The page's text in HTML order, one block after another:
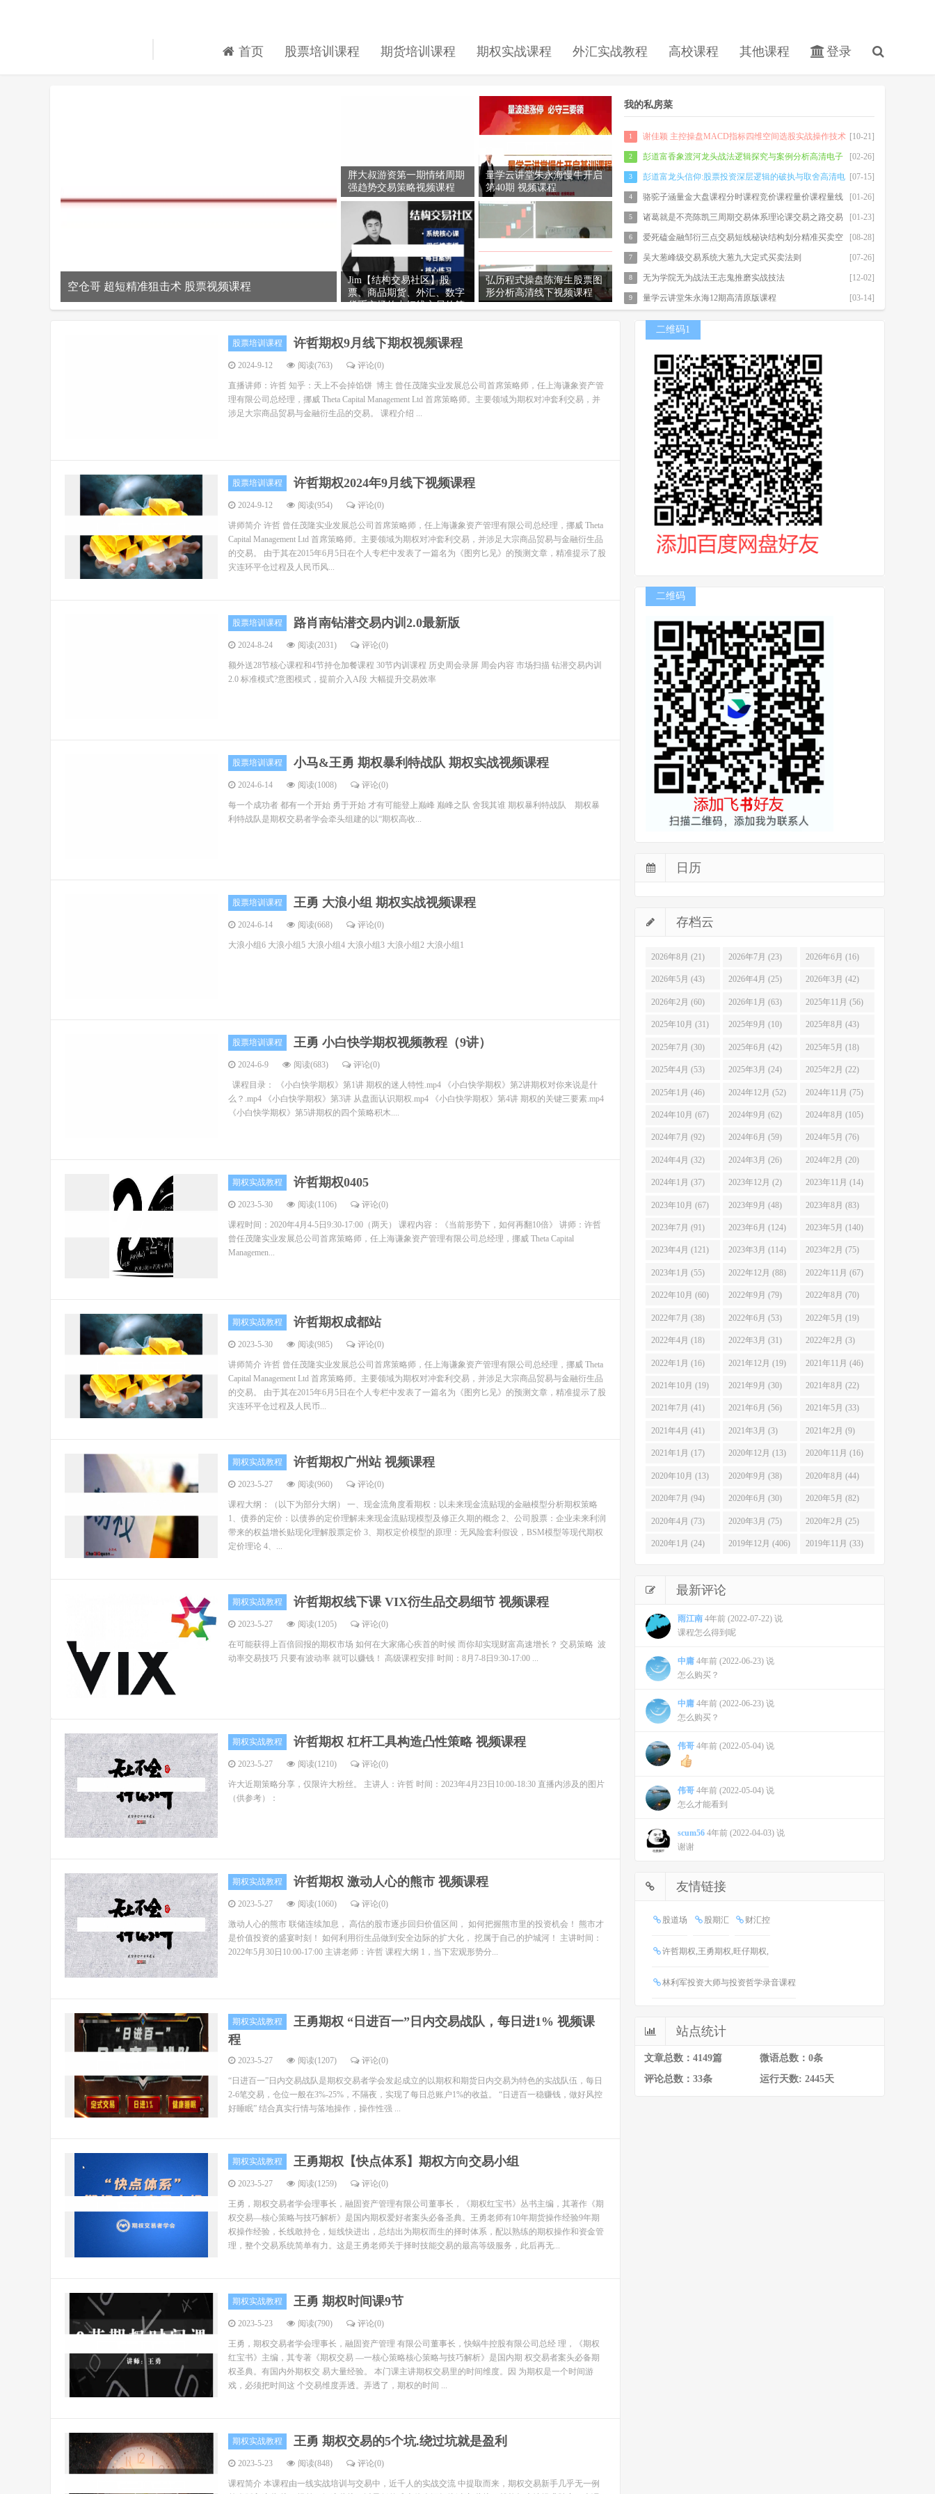
首页 股票培训课程 期货培训课程 期权实战课程 外汇实战教程 高校课程 其他课程 登录
空仓哥 超短精准狙击术 股票视频课程
胖大叔游资第一期情绪周期
强趋势交易策略视频课程
量学云讲堂朱永海慢牛开启
第40期 视频课程
Jim【结构交易社区】股
票、商品期货、外汇、数字
货币市场的中短线交易的策
弘历程式操盘陈海生股票图
形分析高清线下视频课程
我的私房菜
1 [10-21]
谢佳颖 主控操盘MACD指标四维空间选股实战操作技术
分析4天股票期货内部培训视频课程
2 [02-26]
彭道富香象渡河龙头战法逻辑探究与案例分析高清电子
书500m
3 [07-15]
彭道富龙头信仰:股票投资深层逻辑的破执与取舍高清电
子书
4 [01-26]
骆驼子涵量金大盘课程分时课程竞价课程量价课程量线
5 [01-23]
诸葛就是不亮陈凯三周期交易体系理论课交易之路交易
系统视频课程
6 [08-28]
爱死磕金融邹衍三点交易短线秘诀结构划分精准买卖空
间测算系统课程赠送计算器
7 [07-26]
吴大葱峰级交易系统大葱九大定式买卖法则
8 [12-02]
无为学院无为战法王志鬼推磨实战技法
9 [03-14]
量学云讲堂朱永海12期高清原版课程
股票培训课程 许哲期权9月线下期权视频课程
2024-9-12 阅读(763) 评论(0)
直播讲师：许哲 知乎：天上不会掉馅饼 博主 曾任茂隆实业发展总公司首席策略师，任上海谦象资产管
理有限公司总经理，挪威 Theta Capital Management Ltd 首席策略师。主要领域为期权对冲套利交易，并
涉足大宗商品贸易与金融衍生品的交易。 课程介绍 ...
股票培训课程 许哲期权2024年9月线下视频课程
2024-9-12 阅读(954) 评论(0)
讲师简介 许哲 曾任茂隆实业发展总公司首席策略师，任上海谦象资产管理有限公司总经理，挪威 Theta
Capital Management Ltd 首席策略师。主要领域为期权对冲套利交易，并涉足大宗商品贸易与金融衍生品
的交易。 由于其在2015年6月5日在个人专栏中发表了一篇名为《图穷匕见》的预测文章，精准提示了股
灾连环平仓过程及人民币风...
股票培训课程 路肖南钻潜交易内训2.0最新版
2024-8-24 阅读(2031) 评论(0)
额外送28节核心课程和4节持仓加餐课程 30节内训课程 历史周会录屏 周会内容 市场扫描 钻潜交易内训
2.0 标准模式?意图模式，提前介入A段 大幅提升交易效率
股票培训课程 小马&王勇 期权暴利特战队 期权实战视频课程
2024-6-14 阅读(1008) 评论(0)
每一个成功者 都有一个开始 勇于开始 才有可能登上巅峰 巅峰之队 舍我其谁 期权暴利特战队 期权暴
利特战队是期权交易者学会牵头组建的以“期权高收...
股票培训课程 王勇 大浪小组 期权实战视频课程
2024-6-14 阅读(668) 评论(0)
大浪小组6 大浪小组5 大浪小组4 大浪小组3 大浪小组2 大浪小组1
股票培训课程 王勇 小白快学期权视频教程（9讲）
2024-6-9 阅读(683) 评论(0)
课程目录： 《小白快学期权》第1讲 期权的迷人特性.mp4 《小白快学期权》第2讲期权对你来说是什
么？.mp4 《小白快学期权》第3讲 从盘面认识期权.mp4 《小白快学期权》第4讲 期权的关键三要素.mp4
《小白快学期权》第5讲期权的四个策略积木....
期权实战教程 许哲期权0405
2023-5-30 阅读(1106) 评论(0)
课程时间：2020年4月4-5日9:30-17:00（两天） 课程内容：《当前形势下，如何再翻10倍》 讲师：许哲
曾任茂隆实业发展总公司首席策略师，任上海谦象资产管理有限公司总经理，挪威 Theta Capital
Managemen...
期权实战教程 许哲期权成都站
2023-5-30 阅读(985) 评论(0)
讲师简介 许哲 曾任茂隆实业发展总公司首席策略师，任上海谦象资产管理有限公司总经理，挪威 Theta
Capital Management Ltd 首席策略师。主要领域为期权对冲套利交易，并涉足大宗商品贸易与金融衍生品
的交易。 由于其在2015年6月5日在个人专栏中发表了一篇名为《图穷匕见》的预测文章，精准提示了股
灾连环平仓过程及人民币...
期权实战教程 许哲期权广州站 视频课程
2023-5-27 阅读(960) 评论(0)
课程大纲：（以下为部分大纲） 一、现金流角度看期权：以未来现金流贴现的金融模型分析期权策略
1、债券的定价：以债券的定价理解未来现金流贴现模型及修正久期的概念 2、公司股票：企业未来利润
带来的权益增长贴现化理解股票定价 3、期权定价模型的原理：无风险套利假设，BSM模型等现代期权
定价理论 4、...
期权实战教程 许哲期权线下课 VIX衍生品交易细节 视频课程
2023-5-27 阅读(1205) 评论(0)
在可能获得上百倍回报的期权市场 如何在大家痛心疾首的时候 而你却实现财富高速增长？ 交易策略 波
动率交易技巧 只要有波动率 就可以赚钱！ 高级课程安排 时间：8月7-8日9:30-17:00 ...
期权实战教程 许哲期权 杠杆工具构造凸性策略 视频课程
2023-5-27 阅读(1210) 评论(0)
许大近期策略分享，仅限许大粉丝。 主讲人：许哲 时间：2023年4月23日10:00-18:30 直播内涉及的图片
（供参考）：
期权实战教程 许哲期权 激动人心的熊市 视频课程
2023-5-27 阅读(1060) 评论(0)
激动人心的熊市 联储连续加息， 高估的股市逐步回归价值区间， 如何把握熊市里的投资机会！ 熊市才
是价值投资的盛宴时刻！ 如何利用衍生品做到安全边际的扩大化， 挖属于自己的护城河！ 主讲时间：
2022年5月30日10:00-17:00 主讲老师：许哲 课程大纲 1，当下宏观形势分...
期权实战教程
王勇期权 “日进百一”日内交易战队，每日进1% 视频课
程
2023-5-27 阅读(1207) 评论(0)
“日进百一”日内交易战队是期权交易者学会发起成立的以期权和期货日内交易为特色的实战队伍，每日
2-6笔交易，仓位一般在3%-25%，不隔夜，实现了每日总账户1%的收益。 “日进百一稳赚钱，做好风控
好睡眠” 结合真实行情与落地操作，操作性强 ...
期权实战教程 王勇期权【快点体系】期权方向交易小组
2023-5-27 阅读(1259) 评论(0)
王勇，期权交易者学会理事长，融固资产管理有限公司董事长，《期权红宝书》丛书主编，其著作《期
权交易—核心策略与技巧解析》是国内期权爱好者案头必备圣典。王勇老师有10年期货操作经验9年期
权操作经验，长线敢持仓，短线快进出，总结出为期权而生的择时体系，配以熟练的期权操作和资金管
理，整个交易系统简单有力。这是王勇老师关于择时技能交易的最高等级服务，此后再无...
期权实战教程 王勇 期权时间课9节
2023-5-23 阅读(790) 评论(0)
王勇，期权交易者学会理事长，融固资产管理 有限公司董事长，快蜗牛控股有限公司总经 理，《期权
红宝书》主编，其专著《期权交易 —一核心策略核心策略与技巧解析》是国内期 权交易者案头必备期
权圣典。有国内外期权交 易大量经验。 本门课主讲期权交易里的时间维度。因 为期权是一个时间游
戏，必须把时间这 个交易维度弄透。弄透了，期权的时间 ...
期权实战教程 王勇 期权交易的5个坑.绕过坑就是盈利
2023-5-23 阅读(848) 评论(0)
课程简介 本课程由一线实战培训与交易中，近千人的实战交流 中提取而来，期权交易新手几乎无一例
二维码1
二维码
日历
存档云
2026年8月 (21) 2026年7月 (23) 2026年6月 (16)
2026年5月 (43) 2026年4月 (25) 2026年3月 (42)
2026年2月 (60) 2026年1月 (63) 2025年11月 (56)
2025年10月 (31) 2025年9月 (10) 2025年8月 (43)
2025年7月 (30) 2025年6月 (42) 2025年5月 (18)
2025年4月 (53) 2025年3月 (24) 2025年2月 (22)
2025年1月 (46) 2024年12月 (52) 2024年11月 (75)
2024年10月 (67) 2024年9月 (62) 2024年8月 (105)
2024年7月 (92) 2024年6月 (59) 2024年5月 (76)
2024年4月 (32) 2024年3月 (26) 2024年2月 (20)
2024年1月 (37) 2023年12月 (2) 2023年11月 (14)
2023年10月 (67) 2023年9月 (48) 2023年8月 (83)
2023年7月 (91) 2023年6月 (124) 2023年5月 (140)
2023年4月 (121) 2023年3月 (114) 2023年2月 (75)
2023年1月 (55) 2022年12月 (88) 2022年11月 (67)
2022年10月 (60) 2022年9月 (79) 2022年8月 (70)
2022年7月 (38) 2022年6月 (53) 2022年5月 (19)
2022年4月 (18) 2022年3月 (31) 2022年2月 (3)
2022年1月 (16) 2021年12月 (19) 2021年11月 (46)
2021年10月 (19) 2021年9月 (30) 2021年8月 (22)
2021年7月 (41) 2021年6月 (56) 2021年5月 (33)
2021年4月 (41) 2021年3月 (3) 2021年2月 (9)
2021年1月 (17) 2020年12月 (13) 2020年11月 (16)
2020年10月 (13) 2020年9月 (38) 2020年8月 (44)
2020年7月 (94) 2020年6月 (30) 2020年5月 (82)
2020年4月 (73) 2020年3月 (75) 2020年2月 (25)
2020年1月 (24) 2019年12月 (406) 2019年11月 (33)
最新评论
雨江南 4年前 (2022-07-22) 说
课程怎么得到呢
中庸 4年前 (2022-06-23) 说
怎么购买？
中庸 4年前 (2022-06-23) 说
怎么购买？
伟哥 4年前 (2022-05-04) 说
伟哥 4年前 (2022-05-04) 说
怎么才能看到
scum56 4年前 (2022-04-03) 说
谢谢
友情链接
股道场 股期汇 财汇控
许哲期权,王勇期权,旺仔期权,
林利军投资大师与投资哲学录音课程
站点统计
文章总数：4149篇
微语总数：0条
评论总数：33条
运行天数: 2445天